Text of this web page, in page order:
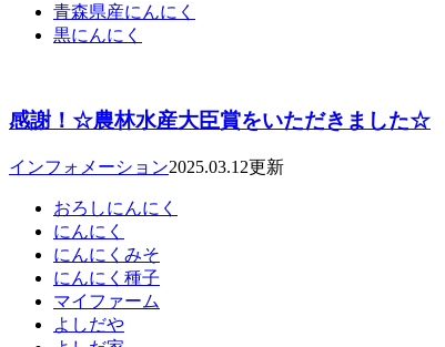
青森県産にんにく
黒にんにく
感謝！☆農林水産大臣賞をいただきました☆
インフォメーション2025.03.12更新
おろしにんにく
にんにく
にんにくみそ
にんにく種子
マイファーム
よしだや